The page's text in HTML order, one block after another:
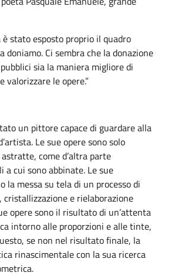
stato esposto proprio il quadro
doniamo. Ci sembra che la donazione
sia la maniera migliore di
valorizzare le opere.”
un pittore capace di guardare alla
Le sue opere sono solo
come d’altra parte
cui sono abbinate. Le sue
la messa su tela di un processo di
e rielaborazione
opere sono il risultato di un’attenta
intorno alle proporzioni e alle tinte,
se non nel risultato finale, la
rinascimentale con la sua ricerca